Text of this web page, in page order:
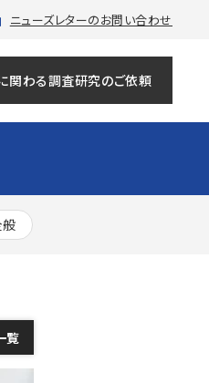
ニューズレターのお問い合わせ
関わる調査研究のご依頼
般
覧